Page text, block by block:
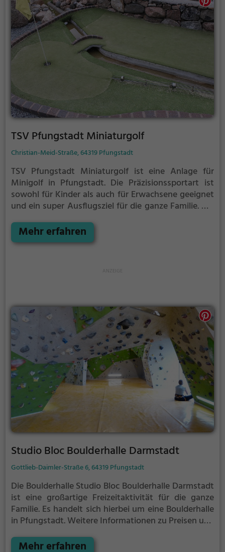
TSV Pfungstadt Miniaturgolf
Christian-Meid-Straße, 64319 Pfungstadt
TSV Pfungstadt Miniaturgolf ist eine Anlage für
Minigolf in Pfungstadt. Die Präzisionssportart ist
sowohl für Kinder als auch für Erwachsene geeignet
und ein super Ausflugsziel für die ganze Familie. Die
zu einem Geschicklichkeitswettbewerb ein - wer
schafft es mit den wenigsten Schlägen alle Bahnen
Mehr erfahren
Studio Bloc Boulderhalle Darmstadt
Gottlieb-Daimler-Straße 6, 64319 Pfungstadt
Die Boulderhalle Studio Bloc Boulderhalle Darmstadt
ist eine großartige Freizeitaktivität für die ganze
Familie. Es handelt sich hierbei um eine Boulderhalle
in Pfungstadt.Weitere Informationen zu Preisen und
Mehr erfahren